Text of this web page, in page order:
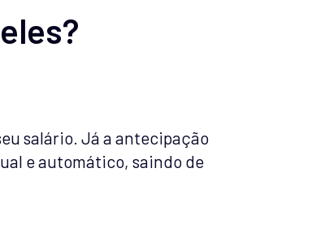
salário. Já a antecipação
e automático, saindo de